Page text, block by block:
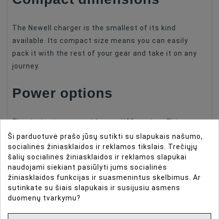
The Newell charger is the smallest of its kind
available. Its compact size means you can easily
pack it with the rest of your gear and take it on any
journey.
Power options
The device is powered from a USB socket. This
makes it possible to charge from a laptop, power
bank, smartphone charger and in the car.
Quality and safety
The high quality of manufacture and the charging
process controllers used make the device safe for
Ši parduotuvė prašo jūsų sutikti su slapukais našumo,
socialinės žiniasklaidos ir reklamos tikslais. Trečiųjų
šalių socialinės žiniasklaidos ir reklamos slapukai
naudojami siekiant pasiūlyti jums socialinės
žiniasklaidos funkcijas ir suasmenintus skelbimus. Ar
sutinkate su šiais slapukais ir susijusiu asmens
duomenų tvarkymu?